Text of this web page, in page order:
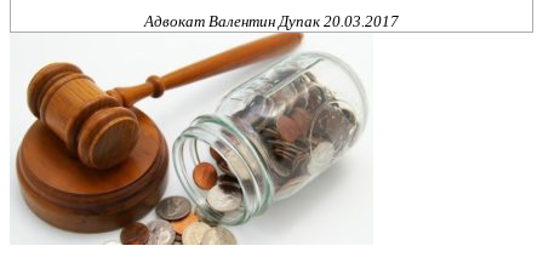
Адвокат Валентин Дупак 20.03.2017